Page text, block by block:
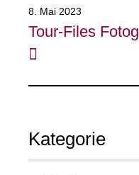
8. Mai 2023
Tour-Files
Kategorie